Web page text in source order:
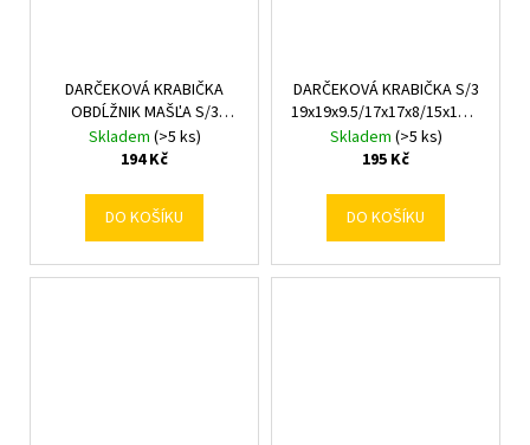
DARČEKOVÁ KRABIČKA
OBDĹŽNIK MAŠĽA S/3
19x12x6,5-23x16x9,5CM
ŽLTÁ
Skladem (>5 ks)
194 Kč
DO KOŠÍKU
DARČEKOVÁ KRABIČKA S/3
19x19x9.5/17x17x8/15x15x6.5CM
MIX F
Skladem (>5 ks)
195 Kč
DO KOŠÍKU